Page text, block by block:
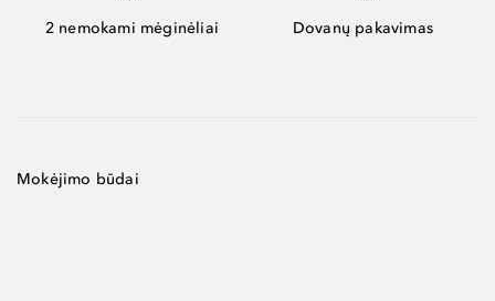
2 nemokami mėginėliai Dovanų pakavimas
Mokėjimo būdai